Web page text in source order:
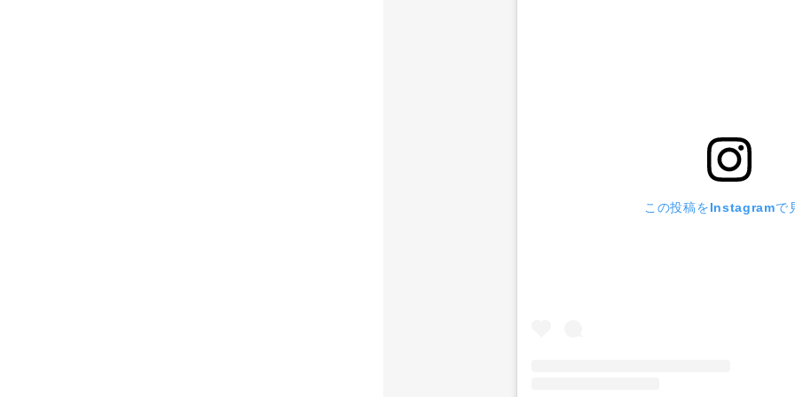
この投稿をInstagramで